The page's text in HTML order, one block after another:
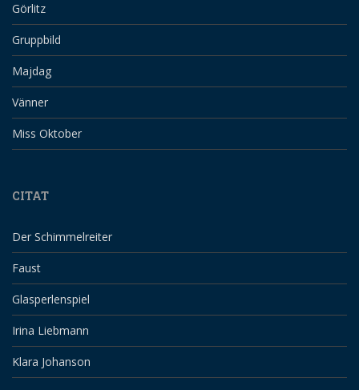
Görlitz
Gruppbild
Majdag
Vänner
Miss Oktober
CITAT
Der Schimmelreiter
Faust
Glasperlenspiel
Irina Liebmann
Klara Johanson